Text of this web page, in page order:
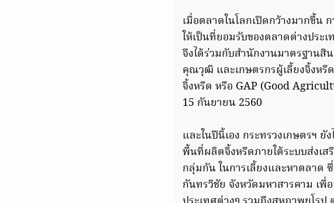
เมื่อตลาดในโลกเปิดกว้างมากขึ้น
ให้เป็นที่ยอมรับของตลาดต่างประ
จึงได้ร่วมกับสำนักงานมาตรฐาน
คุณวุฒิ และเกษตรกรผู้เลี้ยงจิ้งหรี
จิ้งหรีด หรือ GAP (Good
15 กันยายน 2560
และในปีนี้เอง กระทรวงเกษตรฯ
พื้นที่ผลิตจิ้งหรีดภายใต้ระบบส่งเส
กลุ่มกัน ในการเลี้ยงและหาตลาด
กันทรวิชัย จังหวัดมหาสารคาม เ